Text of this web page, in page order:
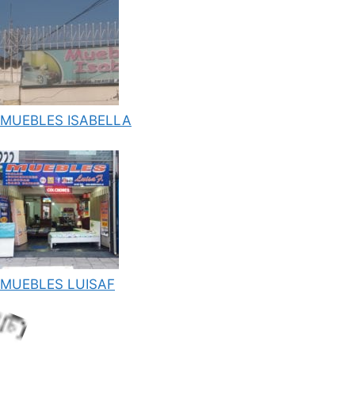
MUEBLES ISABELLA
MUEBLES LUISAF
L
o
a
d
i
n
g
.
.
.